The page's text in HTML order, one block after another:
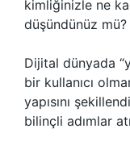
kimliğinizle ne
düşündünüz mü?
Dijital dünyada
bir kullanıcı
yapısını
bilinçli adımlar